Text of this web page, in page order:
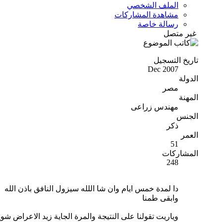
الملف الشخصي
مشاهدة المشاركات
رسالة خاصة
غير متصل
تاريخ التسجيل
Dec 2007
الدولة
مصر
المهنة
مهندس زراعى
الجنس
ذكر
العمر
51
المشاركات
248
دا لمدة خمس ايام وان شا اللله سيزول النافق باذن الله
وابقى طمنا
وياريت تقولنا على النتيجة والمرة الجاية زيد الاعراض